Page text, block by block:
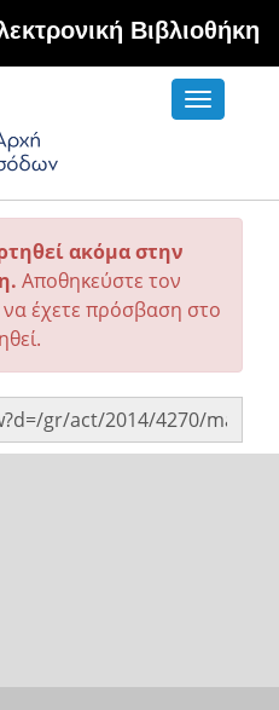
Βιβλιοθήκη
Toggle
ακόμα στην
Αποθηκεύστε τον
έχετε πρόσβαση στο